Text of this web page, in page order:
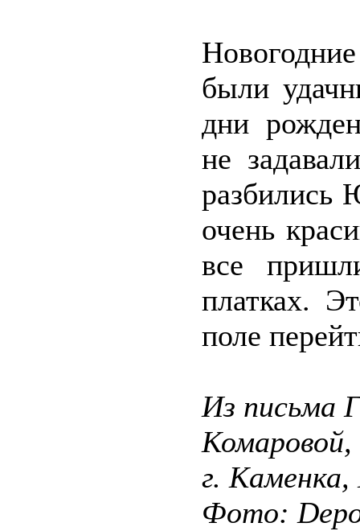
были
дни
не
разбились
очень
все
платках.
поле
Из письма
Комаровой,
г. Каменка,
Фото: